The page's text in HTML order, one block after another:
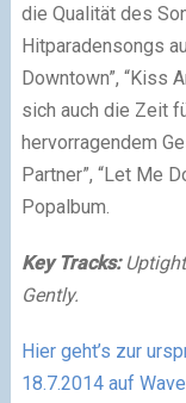
die Qualität des
Hitparadensongs
Downtown”, “Kiss
sich auch die Zeit
hervorragendem
Partner”, “Let Me
Popalbum.
Key Tracks:
Gently.
Hier geht’s zur
18.7.2014 auf